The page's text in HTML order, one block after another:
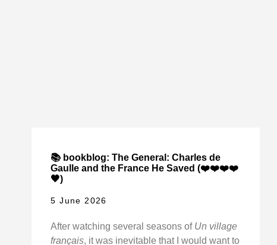
📚 bookblog: The General: Charles de
Gaulle and the France He Saved (❤️❤️❤️❤️
🖤)
5 June 2026
After watching several seasons of Un village
français, it was inevitable that I would want to